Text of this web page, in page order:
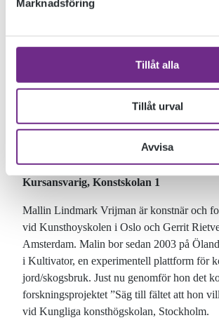
Marknadsföring
Tillåt alla
Tillåt urval
Avvisa
yrkesområden. Du tillbringar alltså dagarna
konstnärer, illustratörer, designers och
MALIN LINDMARK-VRIJMAN
Kursansvarig, Konstskolan 1
Mallin Lindmark Vrijman är konstnär och
vid Kunsthoyskolen i Oslo och Gerrit
Amsterdam. Malin bor sedan 2003 på
i Kultivator, en experimentell plattform för
jord/skogsbruk. Just nu genomför hon det
forskningsprojektet ”Säg till fältet att hon
vid Kungliga konsthögskolan, Stockholm.